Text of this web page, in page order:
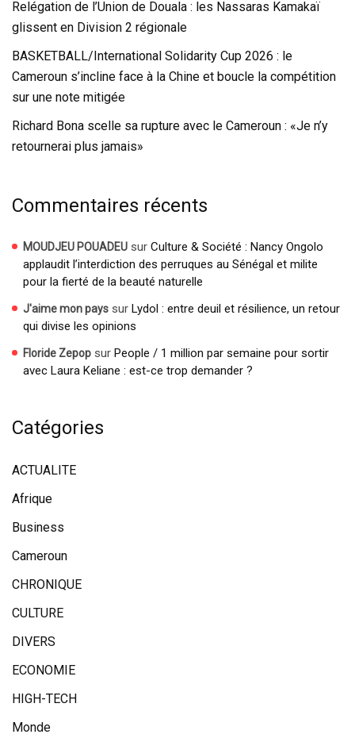
Relégation de l’Union de Douala : les Nassaras Kamakaï
glissent en Division 2 régionale
BASKETBALL/International Solidarity Cup 2026 : le
Cameroun s’incline face à la Chine et boucle la compétition
sur une note mitigée
Richard Bona scelle sa rupture avec le Cameroun : «Je n’y
retournerai plus jamais»
Commentaires récents
MOUDJEU POUADEU sur Culture & Société : Nancy Ongolo
applaudit l’interdiction des perruques au Sénégal et milite
pour la fierté de la beauté naturelle
J'aime mon pays sur Lydol : entre deuil et résilience, un retour
qui divise les opinions
Floride Zepop sur People / 1 million par semaine pour sortir
avec Laura Keliane : est-ce trop demander ?
Catégories
ACTUALITE
Afrique
Business
Cameroun
CHRONIQUE
CULTURE
DIVERS
ECONOMIE
HIGH-TECH
Monde